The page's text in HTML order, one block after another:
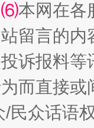
⑹本网在各
留言的内
诉报料
而直接
/民众话语